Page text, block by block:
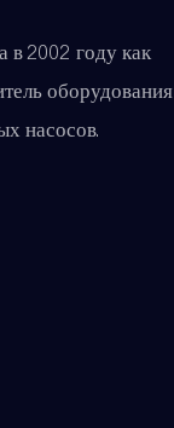
в 2002 году как
оборудования
насосов.